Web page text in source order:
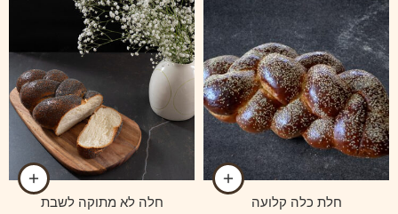
חלת כלה קלועה חלה לא מתוקה לשבת